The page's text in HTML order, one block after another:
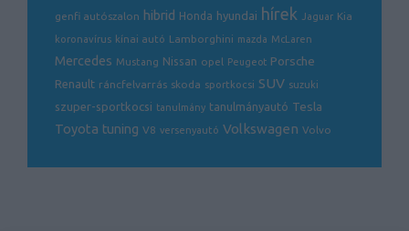
genfi autószalon hibrid Honda hyundai hírek Jaguar Kia
koronavírus kínai autó Lamborghini mazda McLaren
Mercedes Mustang Nissan opel Peugeot Porsche
Renault ráncfelvarrás skoda sportkocsi SUV suzuki
szuper-sportkocsi tanulmány tanulmányautó Tesla
Toyota tuning V8 versenyautó Volkswagen Volvo